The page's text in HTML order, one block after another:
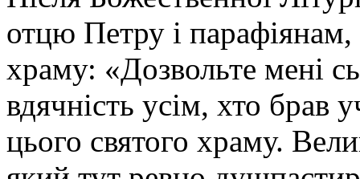
отцю Петру і
храму: «Дозвольте мені
вдячність усім, хто брав
цього святого храму.